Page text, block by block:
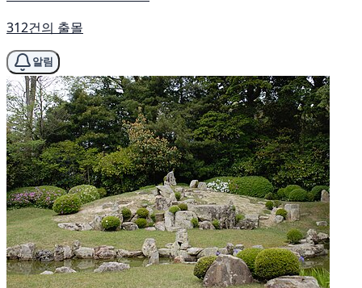
312건의 출몰
알림